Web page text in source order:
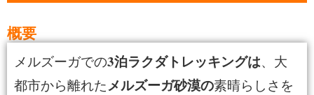
概要
メルズーガでの3泊ラクダトレッキングは、大
都市から離れたメルズーガ砂漠の素晴らしさを